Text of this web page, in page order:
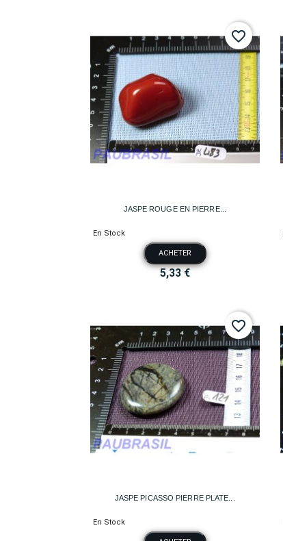
JASPE ROUGE EN PIERRE...
En Stock
ACHETER
5,33 €
favorite_border
JASPE PICASSO PIERRE PLATE...
En Stock
favorite_border